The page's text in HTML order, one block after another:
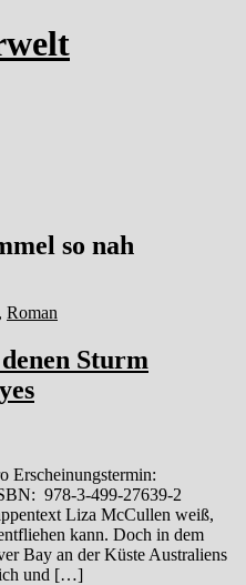
so nah
, Roman
Sturm
Erscheinungstermin:
978-3-499-27639-2
Liza McCullen weiß,
kann. Doch in dem
Bay an der Küste Australiens
und […]